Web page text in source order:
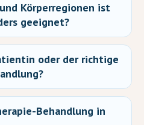
Körperregionen ist
geeignet?
oder der richtige
Behandlung in